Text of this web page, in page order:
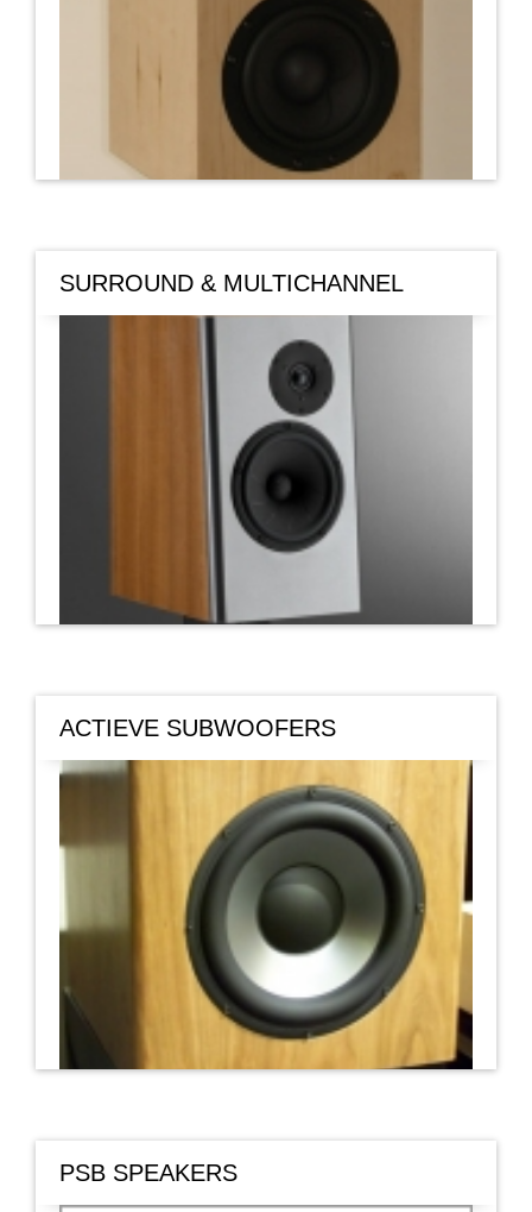
SURROUND & MULTICHANNEL
ACTIEVE SUBWOOFERS
PSB SPEAKERS